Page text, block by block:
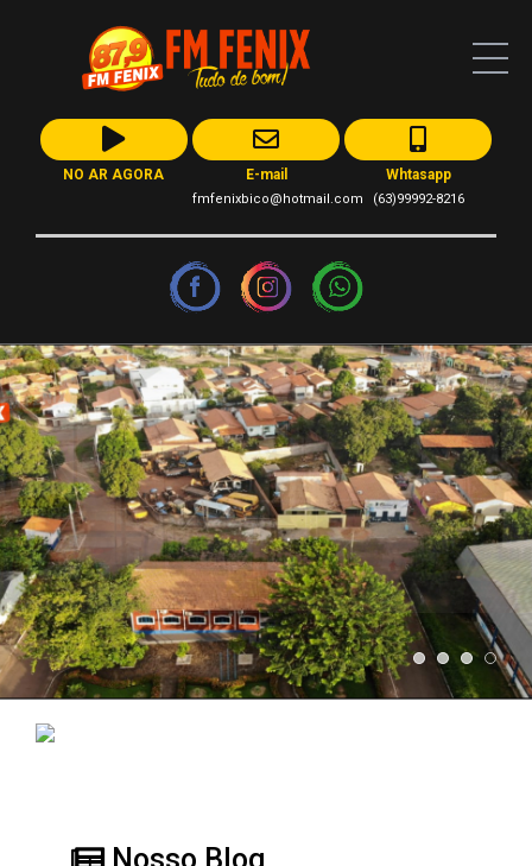
NO AR AGORA E-mail
fmfenixbico@hotmail.com
Whtasapp
(63)99992-8216